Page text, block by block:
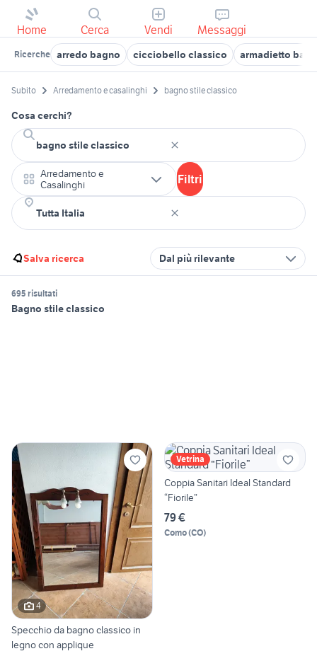
Home Cerca Vendi Messaggi
Ricerche arredo bagno cicciobello classico armadietto
Subito Arredamento e casalinghi bagno stile classico
Cosa cerchi?
Arredamento e
Casalinghi
Filtri
Salva ricerca Dal più rilevante
695 risultati
Bagno stile classico
4
Specchio da bagno classico in
legno con applique
Vetrina
Coppia Sanitari Ideal Standard
“Fiorile”
79 €
Como(CO)